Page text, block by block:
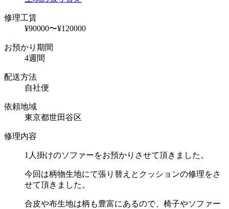
修理工賃
¥90000〜¥120000
お預かり期間
4週間
配送方法
自社便
依頼地域
東京都世田谷区
修理内容
1人掛けのソファーをお預かりさせて頂きました。
今回は柄物生地にて張り替えとクッションの修理をさ
せて頂きました。
合皮や布生地は柄も豊富にあるので、椅子やソファー